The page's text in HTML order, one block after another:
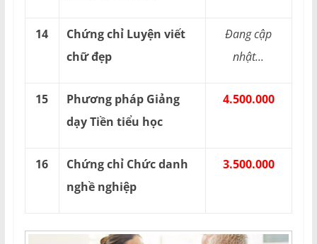
14
Chứng chỉ Luyện viết
chữ đẹp
Đang cập
nhật...
15
Phương pháp Giảng
dạy Tiền tiểu học
4.500.000
16
Chứng chỉ Chức danh
nghề nghiệp
3.500.000